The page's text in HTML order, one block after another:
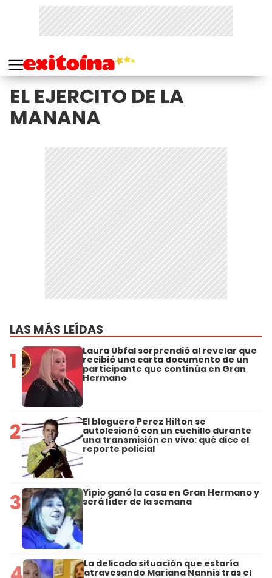
EL EJERCITO DE LA
MANANA
LAS MÁS LEÍDAS
1 Laura Ubfal sorprendió al revelar que
recibió una carta documento de un
participante que continúa en Gran
Hermano
2 El bloguero Perez Hilton se
autolesionó con un cuchillo durante
una transmisión en vivo: qué dice el
reporte policial
3 Yipio ganó la casa en Gran Hermano y
será líder de la semana
La delicada situación que estaría
atravesando Mariana Nannis tras el